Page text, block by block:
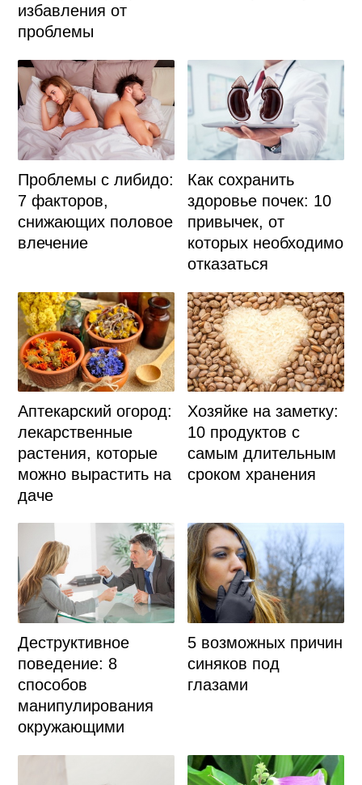
избавления от
проблемы
Проблемы с либидо:
7 факторов,
снижающих половое
влечение
Как сохранить
здоровье почек: 10
привычек, от
которых необходимо
отказаться
Аптекарский огород:
лекарственные
растения, которые
можно вырастить на
даче
Хозяйке на заметку:
10 продуктов с
самым длительным
сроком хранения
Деструктивное
поведение: 8
способов
манипулирования
окружающими
5 возможных причин
синяков под
глазами